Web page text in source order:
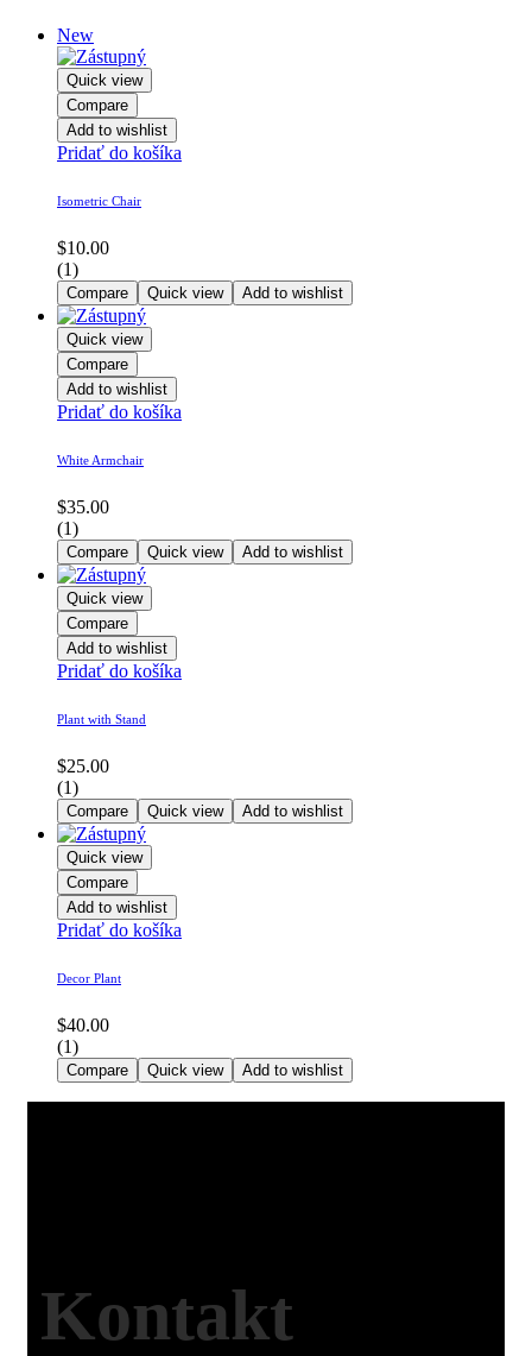
New
Quick view
Compare
Add to wishlist
Pridať do košíka
Isometric Chair
$10.00
(1)
Compare Quick view Add to wishlist
Quick view
Compare
Add to wishlist
Pridať do košíka
White Armchair
$35.00
(1)
Compare Quick view Add to wishlist
Quick view
Compare
Add to wishlist
Pridať do košíka
Plant with Stand
$25.00
(1)
Compare Quick view Add to wishlist
Quick view
Compare
Add to wishlist
Pridať do košíka
Decor Plant
$40.00
(1)
Compare Quick view Add to wishlist
Kontakt